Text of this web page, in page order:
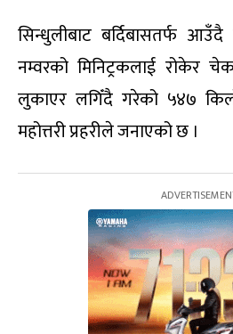
सिन्धुलीबाट बर्दिबासतर्फ
नम्वरको मिनिट्रकलाई रोकेर
लुकाएर लगिँदै गरेको ५४७
महोत्तरी प्रहरीले जनाएको छ ।